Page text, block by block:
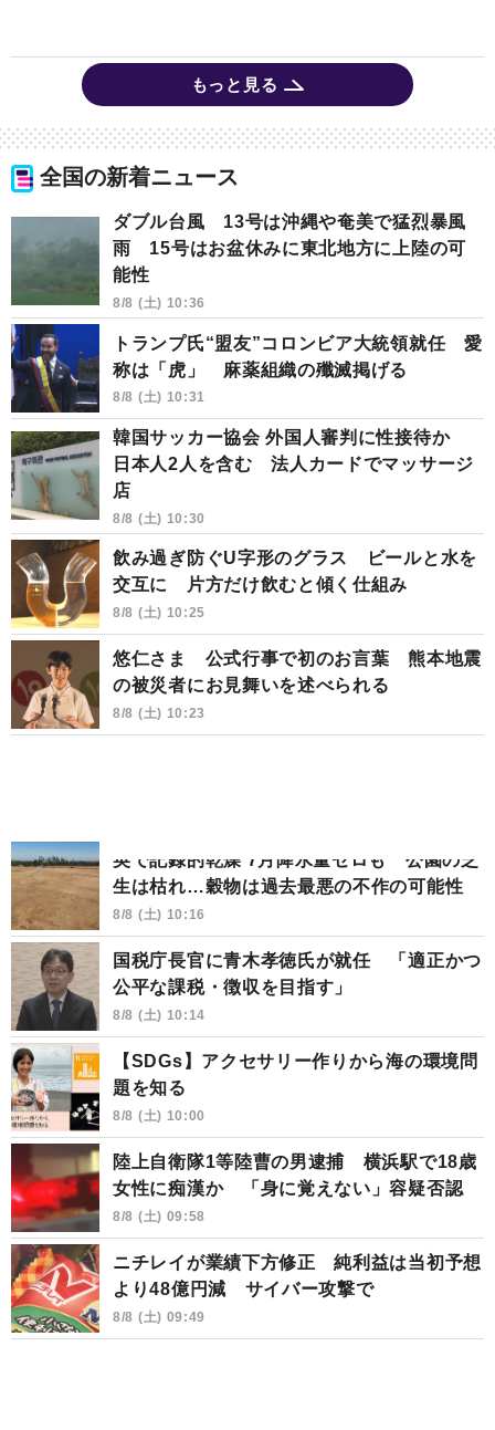
もっと見る
全国の新着ニュース
ダブル台風 13号は沖縄や奄美で猛烈暴風
雨 15号はお盆休みに東北地方に上陸の可
能性
8/8 (土) 10:36
トランプ氏“盟友”コロンビア大統領就任 愛
称は「虎」 麻薬組織の殲滅掲げる
8/8 (土) 10:31
韓国サッカー協会 外国人審判に性接待か
日本人2人を含む 法人カードでマッサージ
店
8/8 (土) 10:30
飲み過ぎ防ぐU字形のグラス ビールと水を
交互に 片方だけ飲むと傾く仕組み
8/8 (土) 10:25
悠仁さま 公式行事で初のお言葉 熊本地震
の被災者にお見舞いを述べられる
8/8 (土) 10:23
英で記録的乾燥 7月降水量ゼロも 公園の芝
生は枯れ…穀物は過去最悪の不作の可能性
8/8 (土) 10:16
国税庁長官に青木孝徳氏が就任 「適正かつ
公平な課税・徴収を目指す」
8/8 (土) 10:14
【SDGs】アクセサリー作りから海の環境問
題を知る
8/8 (土) 10:00
陸上自衛隊1等陸曹の男逮捕 横浜駅で18歳
女性に痴漢か 「身に覚えない」容疑否認
8/8 (土) 09:58
ニチレイが業績下方修正 純利益は当初予想
より48億円減 サイバー攻撃で
8/8 (土) 09:49